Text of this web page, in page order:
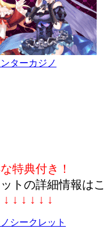
ターカジノ
特典付き！
トの詳細情報は
↓ ↓ ↓ ↓ ↓ ↓
シークレット